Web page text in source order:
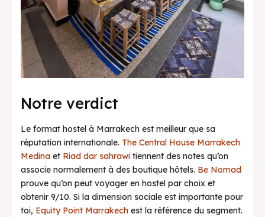
Notre verdict
Le format hostel à Marrakech est meilleur que sa
réputation internationale. The Central House Marrakech
Medina et Riad dar sahrawi tiennent des notes qu’on
associe normalement à des boutique hôtels. Be Nomad
prouve qu’on peut voyager en hostel par choix et
obtenir 9/10. Si la dimension sociale est importante pour
toi, Equity Point Marrakech est la référence du segment.